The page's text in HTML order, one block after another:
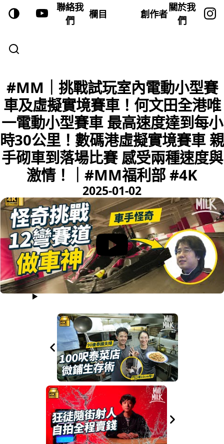
聯絡我
們
欄目 創作者
關於我
們
#MM｜挑戰試玩室內電動小型賽
車及虛擬實境賽車！何文田全港唯
一電動小型賽車 最高速度達到每小
時30公里！數碼港虛擬實境賽車 親
手砌車到落場比賽 感受兩種速度與
激情！｜#MM福利部 #4K
2025-01-02